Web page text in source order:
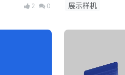
2 0
展示样机